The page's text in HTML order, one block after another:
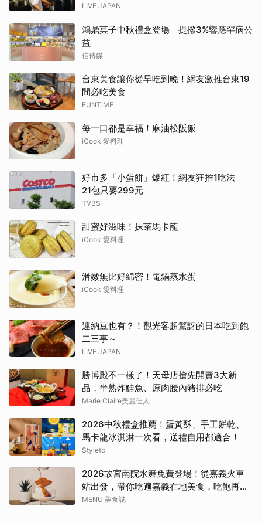
LIVE JAPAN
鴻鼎菓子中秋禮盒登場 提撥3%響應罕病公
益
信傳媒
台東美食讓你從早吃到晚！網友激推台東19
間必吃美食
FUNTIME
每一口都是幸福！麻油松阪飯
iCook 愛料理
好市多「小蛋餅」爆紅！網友狂推1吃法
21包只要299元
TVBS
甜蜜好滋味！抹茶馬卡龍
iCook 愛料理
滑嫩無比好綿密！電鍋蒸水蛋
iCook 愛料理
連納豆也有？！觀光客超驚訝的日本吃到飽
二三事～
LIVE JAPAN
勝博殿不一樣了！天母店搶先開賣3大新
品，半熟炸鮭魚、原肉腰內豬排必吃
Marie Claire美麗佳人
2026中秋禮盒推薦！蛋黃酥、手工餅乾、
馬卡龍冰淇淋一次看，送禮自用都適合！
Styletc
2026故宮南院水舞免費登場！從嘉義火車
站出發，帶你吃遍嘉義在地美食，吃飽再去
看夜間展演，這周末就這樣安排吧！
MENU 美食誌